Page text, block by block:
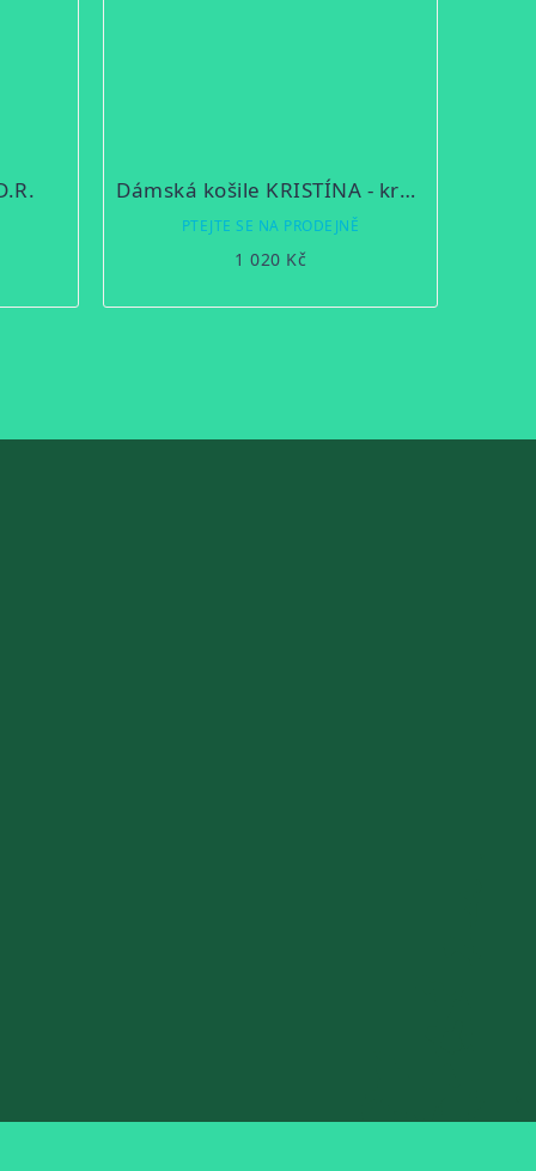
Dámská košile KRISTÍNA - krátký rukáv
PTEJTE SE NA PRODEJNĚ
1 020 Kč